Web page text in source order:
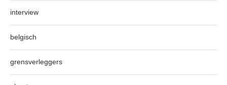
interview
belgisch
grensverleggers